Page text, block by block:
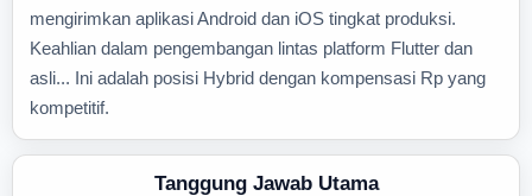
mengirimkan aplikasi Android dan iOS tingkat produksi.
Keahlian dalam pengembangan lintas platform Flutter dan
asli... Ini adalah posisi Hybrid dengan kompensasi Rp yang
kompetitif.
Tanggung Jawab Utama